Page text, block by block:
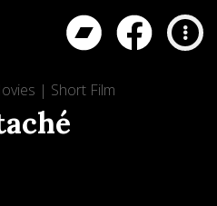
| Short Film